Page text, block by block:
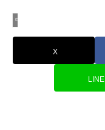
中国輸入のノウハウ
X
LINE